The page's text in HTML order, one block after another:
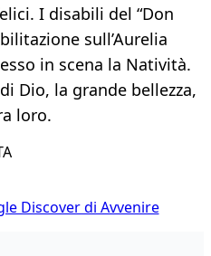
I disabili del “Don
sull’Aurelia
in scena la Natività.
Dio, la grande bellezza,
loro.
Discover di Avvenire